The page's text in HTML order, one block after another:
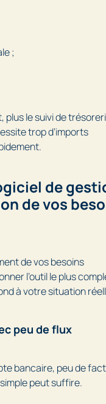
;
plus le suivi de
trop d’imports
de
de vos
de vos besoins
l’outil le plus
à votre situation
peu de flux
bancaire, peu de
peut suffire.